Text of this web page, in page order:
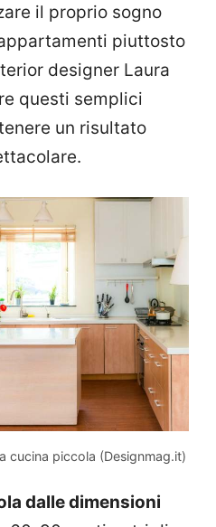
il proprio sogno
piuttosto
designer Laura
questi semplici
un risultato
cucina piccola (Designmag.it)
dalle dimensioni